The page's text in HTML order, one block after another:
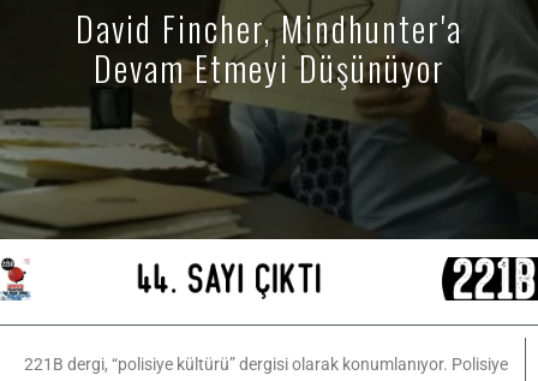
David Fincher, Mindhunter'a
Devam Etmeyi Düşünüyor
221B dergi, “polisiye kültürü” dergisi olarak konumlanıyor. Polisiye